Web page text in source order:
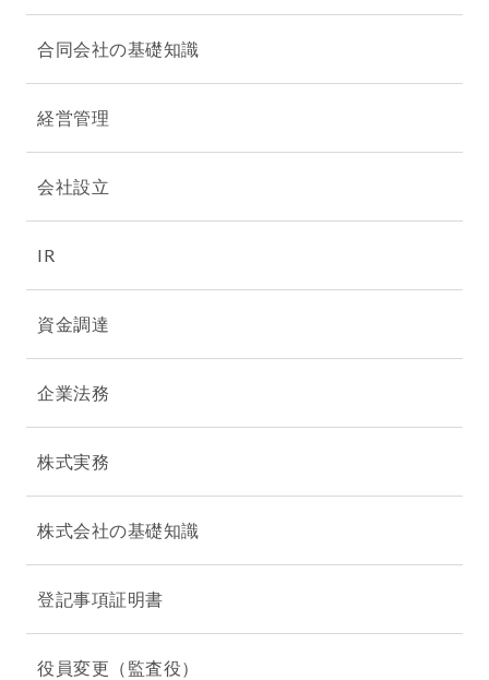
合同会社の基礎知識
経営管理
会社設立
IR
資金調達
企業法務
株式実務
株式会社の基礎知識
登記事項証明書
役員変更（監査役）